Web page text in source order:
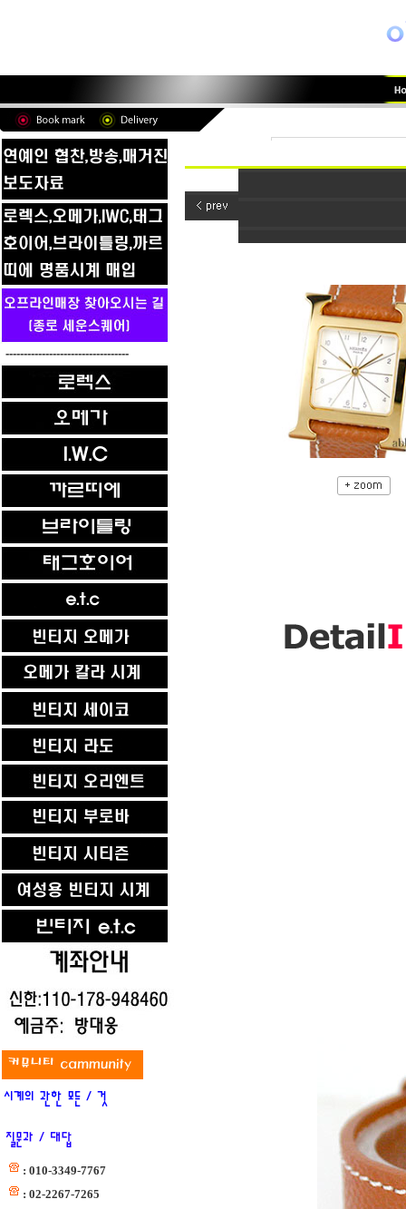
----------------------------------
: 010-3349-7767
: 02-2267-7265